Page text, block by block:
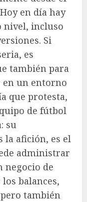
en día hay
nivel, incluso
Si
es
también para
en un entorno
que protesta,
de fútbol
su
la afición, es el
administrar
negocio de
balances,
también